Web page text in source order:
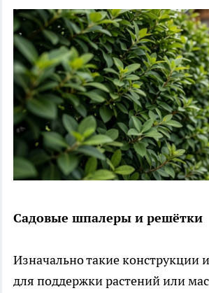
Садовые шпалеры и решётки
Изначально такие конструкции
для поддержки растений или